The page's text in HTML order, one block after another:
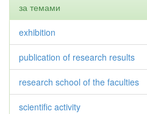
за темами
exhibition
publication of research results
research school of the faculties
scientific activity